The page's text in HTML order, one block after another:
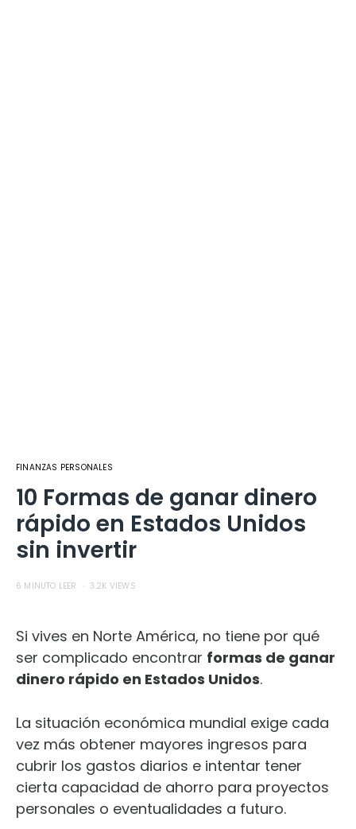
FINANZAS PERSONALES
10 Formas de ganar dinero
rápido en Estados Unidos
sin invertir
6 MINUTO LEER 3.2K VIEWS
Si vives en Norte América, no tiene por qué
ser complicado encontrar formas de ganar
dinero rápido en Estados Unidos.
La situación económica mundial exige cada
vez más obtener mayores ingresos para
cubrir los gastos diarios e intentar tener
cierta capacidad de ahorro para proyectos
personales o eventualidades a futuro.